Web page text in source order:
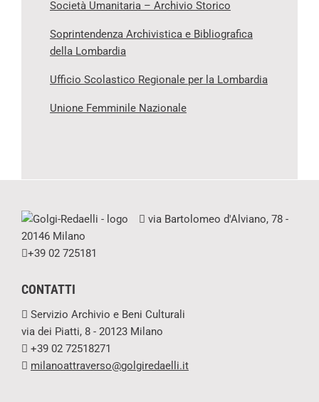
Società Umanitaria – Archivio Storico
Soprintendenza Archivistica e Bibliografica
della Lombardia
Ufficio Scolastico Regionale per la Lombardia
Unione Femminile Nazionale
via Bartolomeo d'Alviano, 78 -
20146 Milano
+39 02 725181
CONTATTI
Servizio Archivio e Beni Culturali
via dei Piatti, 8 - 20123 Milano
+39 02 72518271
milanoattraverso@golgiredaelli.it